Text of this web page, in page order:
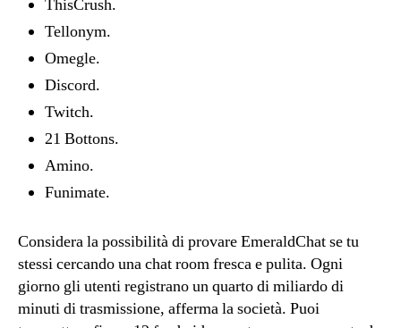
ThisCrush.
Tellonym.
Omegle.
Discord.
Twitch.
21 Bottons.
Amino.
Funimate.
Considera la possibilità di provare EmeraldChat se tu
stessi cercando una chat room fresca e pulita. Ogni
giorno gli utenti registrano un quarto di miliardo di
minuti di trasmissione, afferma la società. Puoi